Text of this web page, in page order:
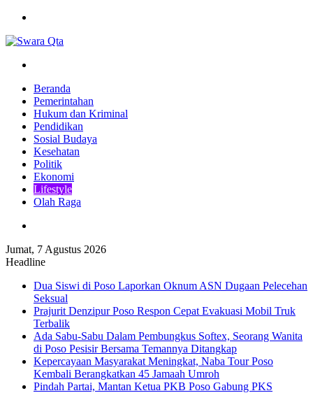
Beranda
Pemerintahan
Hukum dan Kriminal
Pendidikan
Sosial Budaya
Kesehatan
Politik
Ekonomi
Lifestyle
Olah Raga
Jumat, 7 Agustus 2026
Headline
Dua Siswi di Poso Laporkan Oknum ASN Dugaan Pelecehan
Seksual
Prajurit Denzipur Poso Respon Cepat Evakuasi Mobil Truk
Terbalik
Ada Sabu-Sabu Dalam Pembungkus Softex, Seorang Wanita
di Poso Pesisir Bersama Temannya Ditangkap
Kepercayaan Masyarakat Meningkat, Naba Tour Poso
Kembali Berangkatkan 45 Jamaah Umroh
Pindah Partai, Mantan Ketua PKB Poso Gabung PKS